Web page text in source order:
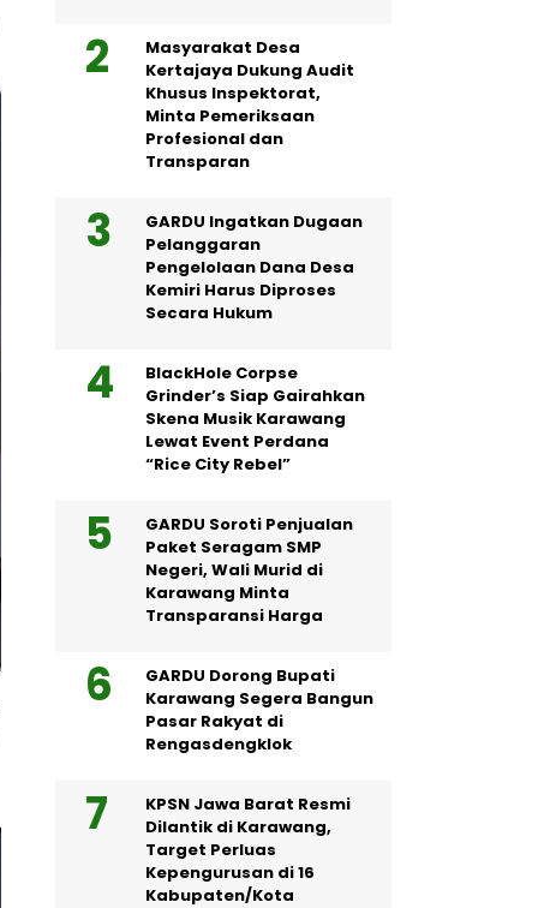
Masyarakat Desa
Kertajaya Dukung Audit
Khusus Inspektorat,
Minta Pemeriksaan
Profesional dan
Transparan
GARDU Ingatkan Dugaan
Pelanggaran
Pengelolaan Dana Desa
Kemiri Harus Diproses
Secara Hukum
BlackHole Corpse
Grinder’s Siap Gairahkan
Skena Musik Karawang
Lewat Event Perdana
“Rice City Rebel”
GARDU Soroti Penjualan
Paket Seragam SMP
Negeri, Wali Murid di
Karawang Minta
Transparansi Harga
GARDU Dorong Bupati
Karawang Segera Bangun
Pasar Rakyat di
Rengasdengklok
KPSN Jawa Barat Resmi
Dilantik di Karawang,
Target Perluas
Kepengurusan di 16
Kabupaten/Kota